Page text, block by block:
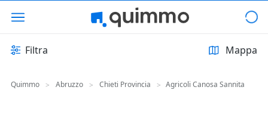
Filtra Mappa
Quimmo > Abruzzo > Chieti Provincia > Agricoli Canosa Sannita